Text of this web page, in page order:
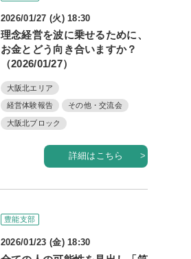
2026/01/27 (火) 18:30
理念経営を波に乗せるために、
お金とどう向き合いますか？
（2026/01/27）
大阪北エリア
経営体験報告 その他・交流会
大阪北ブロック
詳細はこちら
豊能支部
2026/01/23 (金) 18:30